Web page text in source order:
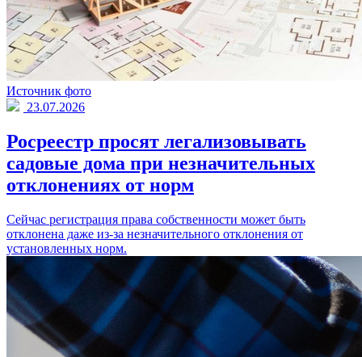
Источник фото
23.07.2026
Росреестр просят легализовывать
садовые дома при незначительных
отклонениях от норм
Сейчас регистрация права собственности может быть
отклонена даже из-за незначительного отклонения от
установленных норм.